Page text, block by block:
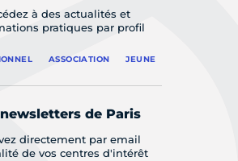
à des actualités et
pratiques par profil
ASSOCIATION JEUNE
de Paris
directement par email
de vos centres d'intérêt